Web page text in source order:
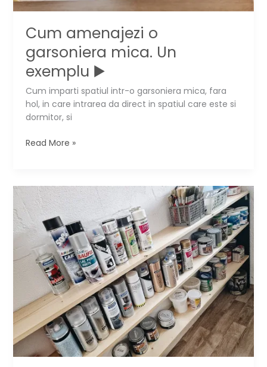
Cum amenajezi o
garsoniera mica. Un
exemplu ▶️
Cum imparti spatiul intr-o garsoniera mica, fara
hol, in care intrarea da direct in spatiul care este si
dormitor, si
Cum
mica.
Un
exemplu
Read More »